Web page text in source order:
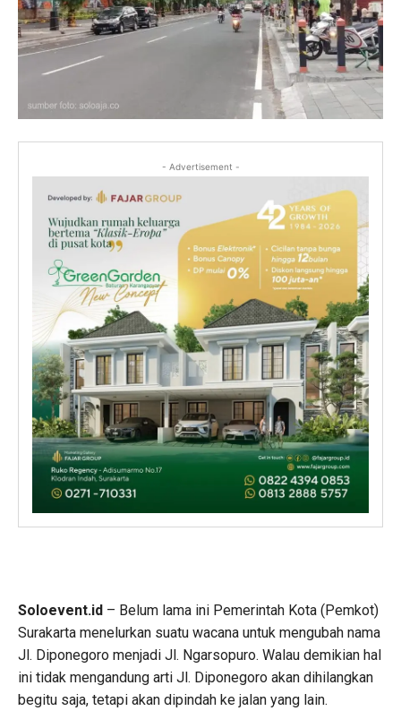
- Advertisement -
Soloevent.id – Belum lama ini Pemerintah Kota (Pemkot)
Surakarta menelurkan suatu wacana untuk mengubah nama
Jl. Diponegoro menjadi Jl. Ngarsopuro. Walau demikian hal
ini tidak mengandung arti Jl. Diponegoro akan dihilangkan
begitu saja, tetapi akan dipindah ke jalan yang lain.